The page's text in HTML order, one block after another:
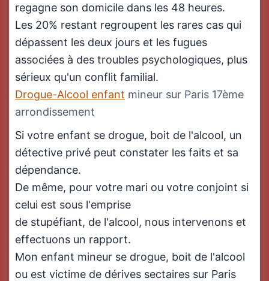
regagne son domicile dans les 48 heures.
Les 20% restant regroupent les rares cas qui
dépassent les deux jours et les fugues
associées à des troubles psychologiques, plus
sérieux qu'un conflit familial.
Drogue-Alcool enfant mineur sur Paris 17ème
arrondissement
Si votre enfant se drogue, boit de l'alcool, un
détective privé peut constater les faits et sa
dépendance.
De même, pour votre mari ou votre conjoint si
celui est sous l'emprise
de stupéfiant, de l'alcool, nous intervenons et
effectuons un rapport.
Mon enfant mineur se drogue, boit de l'alcool
ou est victime de dérives sectaires sur Paris